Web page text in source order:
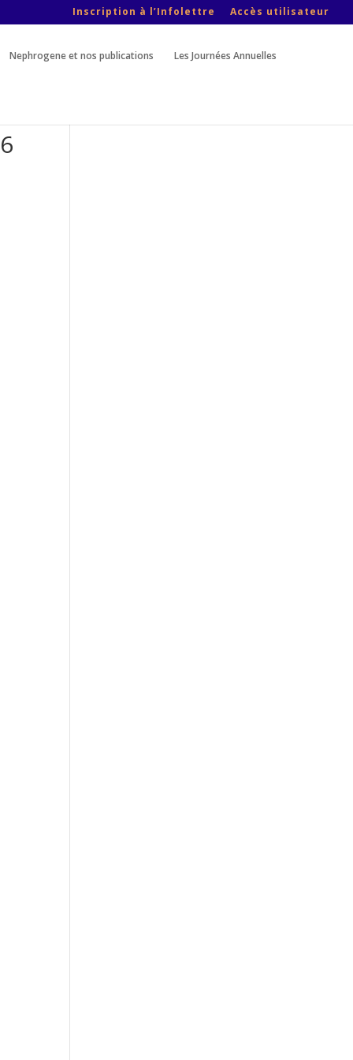
Inscription à l’Infolettre Accès utilisateur
Nephrogene et nos publications Les Journées Annuelles